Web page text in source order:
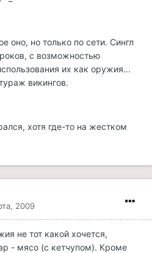
оно, но только по сети. Сингл
с возможностью
их как оружия...
викингов.
хотя где-то на жестком
2009
не тот какой хочется,
- мясо (с кетчупом). Кроме